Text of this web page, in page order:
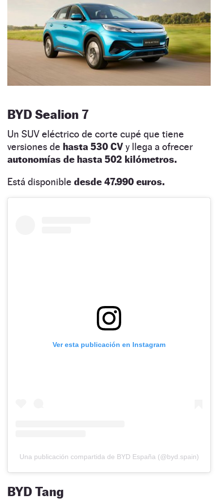
BYD Sealion 7
Un SUV eléctrico de corte cupé que tiene
versiones de hasta 530 CV y llega a ofrecer
autonomías de hasta 502 kilómetros.
Está disponible desde 47.990 euros.
Ver esta publicación en Instagram
Una publicación compartida de BYD España (@byd.spain)
BYD Tang